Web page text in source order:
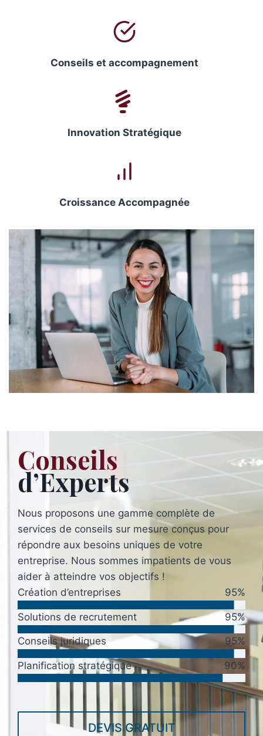
Conseils et accompagnement
Innovation Stratégique
Croissance Accompagnée
Conseils
d’Experts
Nous proposons une gamme complète de
services de conseils sur mesure conçus pour
répondre aux besoins uniques de votre
entreprise. Nous sommes impatients de vous
aider à atteindre vos objectifs !
Création d’entreprises
95%
Solutions de recrutement 95%
Conseils juridiques 95%
Planification stratégique 90%
DEVIS GRATUIT